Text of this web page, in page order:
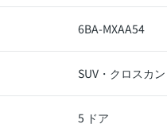
6BA-MXAA54
SUV・クロスカ
5 ドア